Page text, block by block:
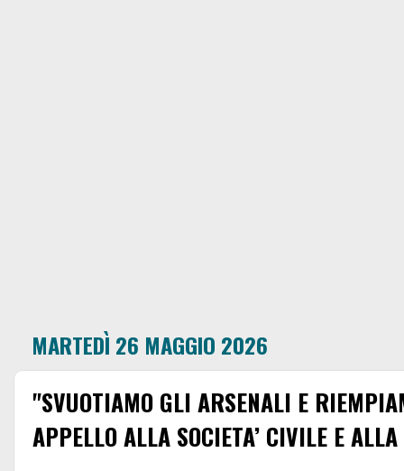
MARTEDÌ 26 MAGGIO 2026
"SVUOTIAMO GLI ARSENALI E
APPELLO ALLA SOCIETA’ CIVILE E